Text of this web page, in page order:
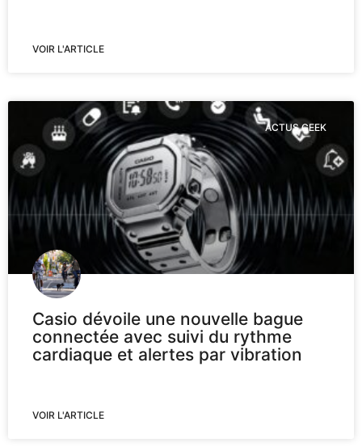
VOIR L'ARTICLE
ACTUS GEEK
Casio dévoile une nouvelle bague
connectée avec suivi du rythme
cardiaque et alertes par vibration
VOIR L'ARTICLE